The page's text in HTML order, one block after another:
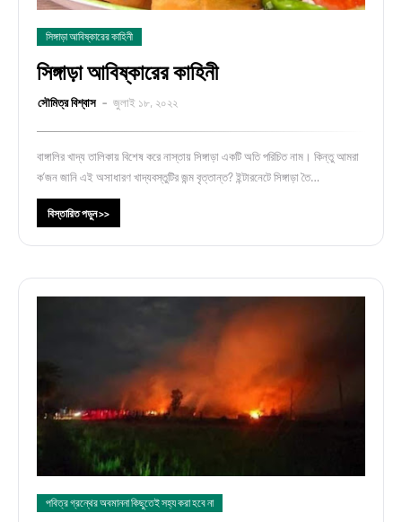
সিঙ্গাড়া আবিষ্কারের কাহিনী
সিঙ্গাড়া আবিষ্কারের কাহিনী
সৌমিত্র বিশ্বাস জুলাই ১৮, ২০২২
বাঙ্গালির খাদ্য তালিকায় বিশেষ করে নাস্তায় সিঙ্গাড়া একটি অতি পরিচিত নাম। কিন্তু আমরা
ক’জন জানি এই অসাধারণ খাদ্যবস্তুটির জন্ম বৃত্তান্ত? ইন্টারনেটে সিঙ্গাড়া তৈ…
বিস্তারিত পড়ুন >>
পবিত্র গ্রন্থের অবমাননা কিছুতেই সহ্য করা হবে না